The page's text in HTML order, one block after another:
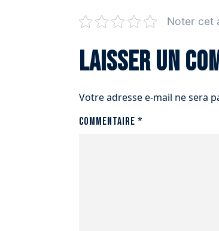
Noter cet
Laisser un
Votre adresse e-mail ne sera
Commentaire *